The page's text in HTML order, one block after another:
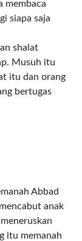
membaca
siapa saja
shalat
Musuh itu
itu dan orang
bertugas
Abbad
anak
itu memanah